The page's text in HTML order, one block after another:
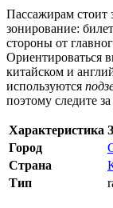
Пассажирам стоит
зонирование:
стороны от
Ориентироваться
китайском и
используются
поэтому следите
Характеристика
Город
Страна
Тип